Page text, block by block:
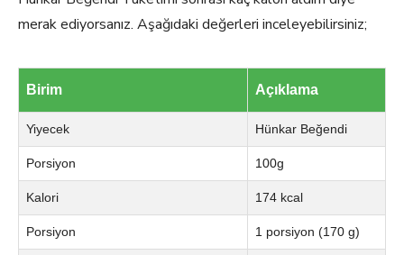
merak ediyorsanız. Aşağıdaki değerleri inceleyebilirsiniz;
Birim Açıklama
Yiyecek Hünkar Beğendi
Porsiyon 100g
Kalori 174 kcal
Porsiyon 1 porsiyon (170 g)